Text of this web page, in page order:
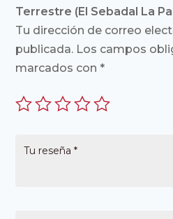
Terrestre (El Sebadal La
Tu dirección de correo
publicada. Los campos
marcados con*